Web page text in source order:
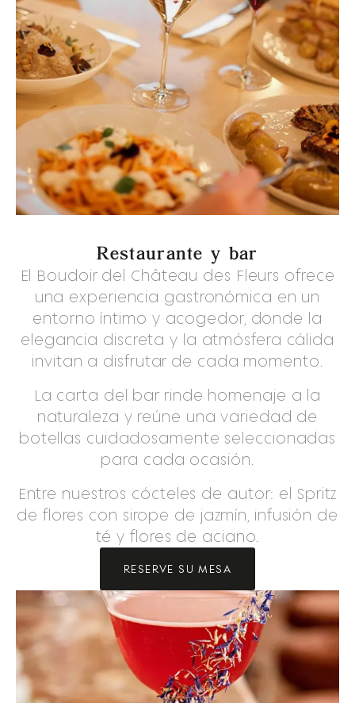
Restaurante y bar
El Boudoir del Château des Fleurs ofrece
una experiencia gastronómica en un
entorno íntimo y acogedor, donde la
elegancia discreta y la atmósfera cálida
invitan a disfrutar de cada momento.
La carta del bar rinde homenaje a la
naturaleza y reúne una variedad de
botellas cuidadosamente seleccionadas
para cada ocasión.
Entre nuestros cócteles de autor: el Spritz
de flores con sirope de jazmín, infusión de
té y flores de aciano.
RESERVE SU MESA